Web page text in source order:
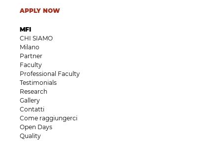
APPLY NOW
MFI
CHI SIAMO
Milano
Partner
Faculty
Professional Faculty
Testimonials
Research
Gallery
Contatti
Come raggiungerci
Open Days
Quality